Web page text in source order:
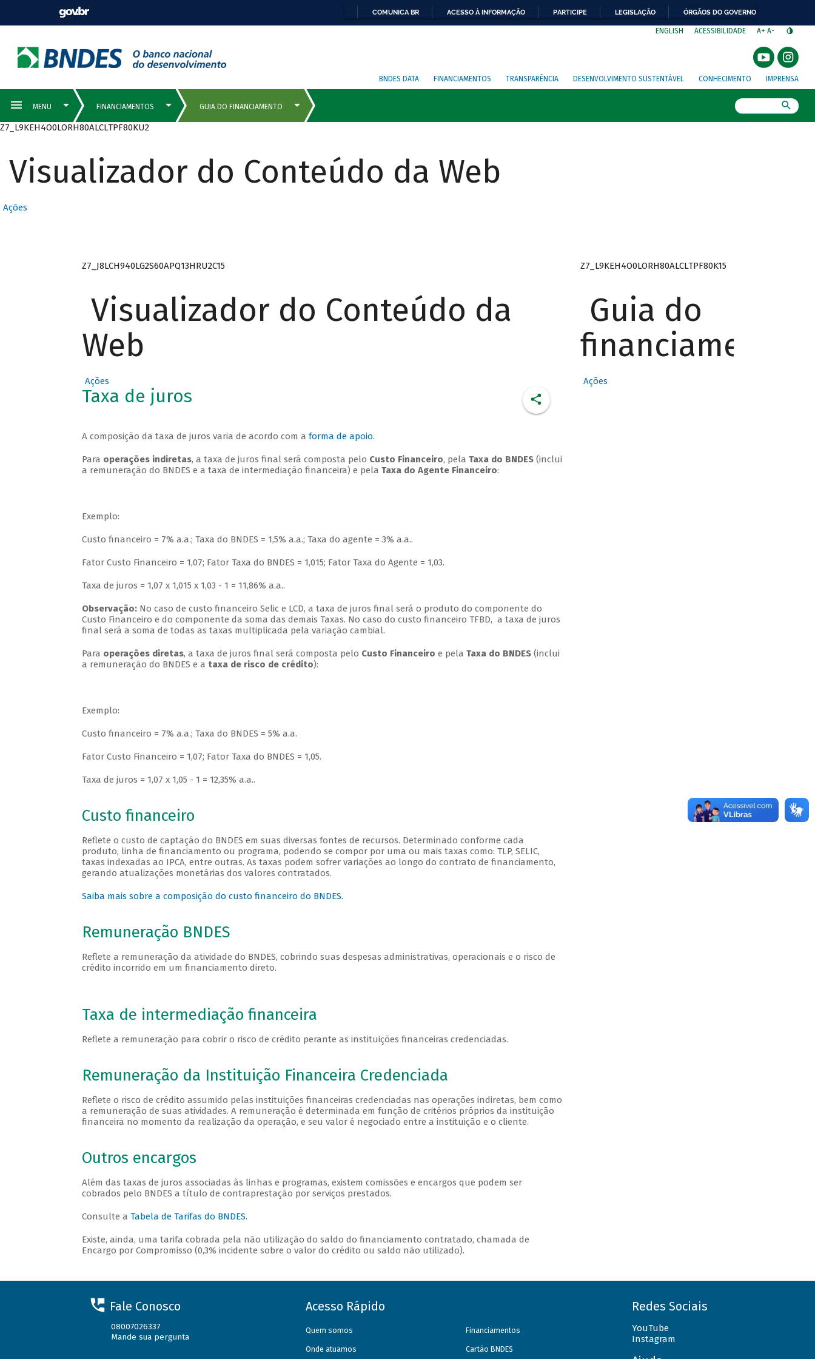
COMUNICA BR ACESSO À INFORMAÇÃO PARTICIPE LEGISLAÇÃO ÓRGÃOS DO GOVERNO
ENGLISH ACESSIBILIDADE A+ A-
BNDES DATA FINANCIAMENTOS TRANSPARÊNCIA DESENVOLVIMENTO SUSTENTÁVEL CONHECIMENTO IMPRENSA
Z7_L9KEH4O0LORH80ALCLTPF80KU2
Visualizador do Conteúdo da Web
Ações
Z7_J8LCH940LG2S60APQ13HRU2C15
Visualizador do Conteúdo da
Web
Ações
Taxa de juros
A composição da taxa de juros varia de acordo com a forma de apoio.
Para operações indiretas, a taxa de juros final será composta pelo Custo Financeiro, pela Taxa do BNDES(inclui
a remuneração do BNDES e a taxa de intermediação financeira) e pela Taxa do Agente Financeiro:
Exemplo:
Custo financeiro = 7% a.a.; Taxa do BNDES = 1,5% a.a.; Taxa do agente = 3% a.a..
Fator Custo Financeiro = 1,07; Fator Taxa do BNDES = 1,015; Fator Taxa do Agente = 1,03.
Taxa de juros = 1,07 x 1,015 x 1,03 - 1 = 11,86% a.a..
Observação:No caso de custo financeiro Selic e LCD, a taxa de juros final será o produto do componente do
Custo Financeiro e do componente da soma das demais Taxas. No caso do custo financeiro TFBD, a taxa de juros
final será a soma de todas as taxas multiplicada pela variação cambial.
Para operações diretas, a taxa de juros final será composta pelo Custo Financeiro e pela Taxa do BNDES(inclui
a remuneração do BNDES e a taxa de risco de crédito):
Exemplo:
Custo financeiro = 7% a.a.; Taxa do BNDES = 5% a.a.
Fator Custo Financeiro = 1,07; Fator Taxa do BNDES = 1,05.
Taxa de juros = 1,07 x 1,05 - 1 = 12,35% a.a..
Custo financeiro
Reflete o custo de captação do BNDES em suas diversas fontes de recursos. Determinado conforme cada
produto, linha de financiamento ou programa, podendo se compor por uma ou mais taxas como: TLP, SELIC,
taxas indexadas ao IPCA, entre outras. As taxas podem sofrer variações ao longo do contrato de financiamento,
gerando atualizações monetárias dos valores contratados.
Saiba mais sobre a composição do custo financeiro do BNDES.
Remuneração BNDES
Reflete a remuneração da atividade do BNDES, cobrindo suas despesas administrativas, operacionais e o risco de
crédito incorrido em um financiamento direto.
Taxa de intermediação financeira
Reflete a remuneração para cobrir o risco de crédito perante as instituições financeiras credenciadas.
Remuneração da Instituição Financeira Credenciada
Reflete o risco de crédito assumido pelas instituições financeiras credenciadas nas operações indiretas, bem como
a remuneração de suas atividades. A remuneração é determinada em função de critérios próprios da instituição
financeira no momento da realização da operação, e seu valor é negociado entre a instituição e o cliente.
Outros encargos
Além das taxas de juros associadas às linhas e programas, existem comissões e encargos que podem ser
cobrados pelo BNDES a título de contraprestação por serviços prestados.
Consulte a Tabela de Tarifas do BNDES.
Existe, ainda, uma tarifa cobrada pela não utilização do saldo do financiamento contratado, chamada de
Encargo por Compromisso (0,3% incidente sobre o valor do crédito ou saldo não utilizado).
Z7_L9KEH4O0LORH80ALCLTPF80K15
Guia do
financiamento
Ações
Fale Conosco
08007026337
Mande sua pergunta
Acesso Rápido
Quem somos
Onde atuamos
Financiamentos
Cartão BNDES
Redes Sociais
YouTube
Instagram